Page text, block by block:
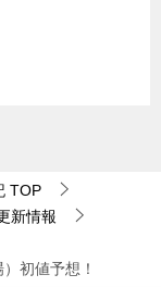
TOP
新情報
初値予想！